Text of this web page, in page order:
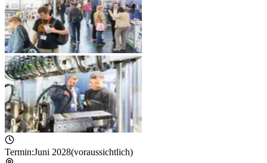
Termin:Juni 2028(voraussichtlich)